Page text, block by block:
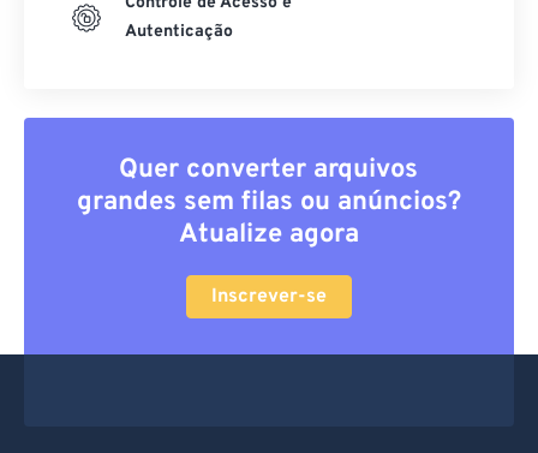
Autenticação
Quer converter arquivos
grandes sem filas ou anúncios?
Atualize agora
Inscrever-se